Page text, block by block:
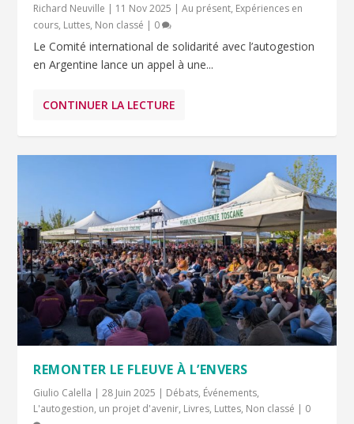
Richard Neuville | 11 Nov 2025 |Au présent, Expériences en
cours, Luttes, Non classé | 0
Le Comité international de solidarité avec l’autogestion
en Argentine lance un appel à une...
CONTINUER LA LECTURE
REMONTER LE FLEUVE À L’ENVERS
Giulio Calella |28 Juin 2025 | Débats, Événements,
L'autogestion, un projet d'avenir, Livres, Luttes, Non classé | 0